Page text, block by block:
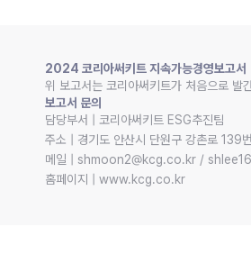
2024 코리아써키트 지속가능경영보고서
위 보고서는 코리아써키트가 처음으로 발
보고서 문의
담당부서 | 코리아써키트 ESG추진팀
주소 | 경기도 안산시 단원구 강촌로 139
메일 | shmoon2@kcg.co.kr /
홈페이지 | www.kcg.co.kr